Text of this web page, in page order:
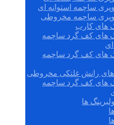
ساچمه استوانه ای
ساچمه مخروطی
های کارب
های کف گرد ساچمه
ای
های کف گرد ساچمه
های رانش غلتکی مخروطی
های کف گرد ساچمه
ها